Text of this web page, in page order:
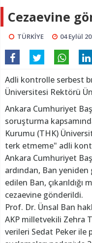
Cezaevine
TÜRKİYE 04 Eylül
Adli kontrolle serbest
Üniversitesi Rektörü
Ankara Cumhuriyet
soruşturma
Kurumu (THK)
terk etmeme" adli
Ankara Cumhuriyet
ardından, Ban yeniden
edilen Ban,
cezaevine gönderildi.
Prof. Dr. Ünsal Ban
AKP milletvekili Zehra
verileri Sedat Peker ile